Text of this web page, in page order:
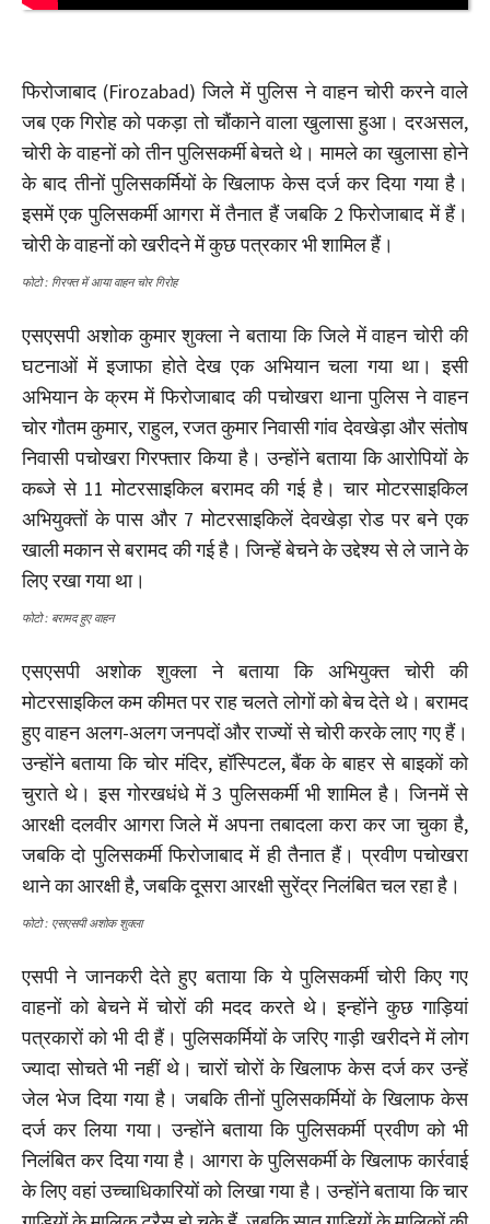
फिरोजाबाद (Firozabad) जिले में पुलिस ने वाहन चोरी करने वाले
जब एक गिरोह को पकड़ा तो चौंकाने वाला खुलासा हुआ। दरअसल,
चोरी के वाहनों को तीन पुलिसकर्मी बेचते थे। मामले का खुलासा होने
के बाद तीनों पुलिसकर्मियों के खिलाफ केस दर्ज कर दिया गया है।
इसमें एक पुलिसकर्मी आगरा में तैनात हैं जबकि 2 फिरोजाबाद में हैं।
चोरी के वाहनों को खरीदने में कुछ पत्रकार भी शामिल हैं।
फोटो : गिरफ्त में आया वाहन चोर गिरोह
एसएसपी अशोक कुमार शुक्ला ने बताया कि जिले में वाहन चोरी की
घटनाओं में इजाफा होते देख एक अभियान चला गया था। इसी
अभियान के क्रम में फिरोजाबाद की पचोखरा थाना पुलिस ने वाहन
चोर गौतम कुमार, राहुल, रजत कुमार निवासी गांव देवखेड़ा और संतोष
निवासी पचोखरा गिरफ्तार किया है। उन्होंने बताया कि आरोपियों के
कब्जे से 11 मोटरसाइकिल बरामद की गई है। चार मोटरसाइकिल
अभियुक्तों के पास और 7 मोटरसाइकिलें देवखेड़ा रोड पर बने एक
खाली मकान से बरामद की गई है। जिन्हें बेचने के उद्देश्य से ले जाने के
लिए रखा गया था।
फोटो : बरामद हुए वाहन
एसएसपी अशोक शुक्ला ने बताया कि अभियुक्त चोरी की
मोटरसाइकिल कम कीमत पर राह चलते लोगों को बेच देते थे। बरामद
हुए वाहन अलग-अलग जनपदों और राज्यों से चोरी करके लाए गए हैं।
उन्होंने बताया कि चोर मंदिर, हॉस्पिटल, बैंक के बाहर से बाइकों को
चुराते थे। इस गोरखधंधे में 3 पुलिसकर्मी भी शामिल है। जिनमें से
आरक्षी दलवीर आगरा जिले में अपना तबादला करा कर जा चुका है,
जबकि दो पुलिसकर्मी फिरोजाबाद में ही तैनात हैं। प्रवीण पचोखरा
थाने का आरक्षी है, जबकि दूसरा आरक्षी सुरेंद्र निलंबित चल रहा है।
फोटो : एसएसपी अशोक शुक्ला
एसपी ने जानकरी देते हुए बताया कि ये पुलिसकर्मी चोरी किए गए
वाहनों को बेचने में चोरों की मदद करते थे। इन्होंने कुछ गाड़ियां
पत्रकारों को भी दी हैं। पुलिसकर्मियों के जरिए गाड़ी खरीदने में लोग
ज्यादा सोचते भी नहीं थे। चारों चोरों के खिलाफ केस दर्ज कर उन्हें
जेल भेज दिया गया है। जबकि तीनों पुलिसकर्मियों के खिलाफ केस
दर्ज कर लिया गया। उन्होंने बताया कि पुलिसकर्मी प्रवीण को भी
निलंबित कर दिया गया है। आगरा के पुलिसकर्मी के खिलाफ कार्रवाई
के लिए वहां उच्चाधिकारियों को लिखा गया है। उन्होंने बताया कि चार